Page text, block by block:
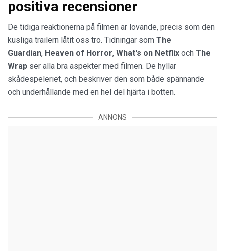
positiva recensioner
De tidiga reaktionerna på filmen är lovande, precis som den
kusliga trailern låtit oss tro. Tidningar som The
Guardian, Heaven of Horror, What's on Netflix och The
Wrap ser alla bra aspekter med filmen. De hyllar
skådespeleriet, och beskriver den som både spännande
och underhållande med en hel del hjärta i botten.
ANNONS